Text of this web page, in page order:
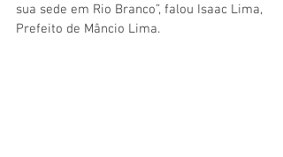
sua sede em Rio Branco”, falou Isaac Lima,
Prefeito de Mâncio Lima.